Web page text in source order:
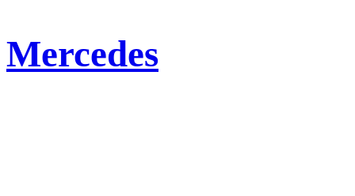
Mercedes